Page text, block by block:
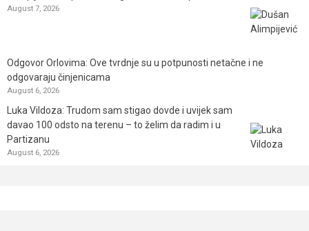
August 7, 2026
Odgovor Orlovima: ​Ove tvrdnje su u potpunosti netačne i ne
odgovaraju činjenicama
August 6, 2026
Luka Vildoza: Trudom sam stigao dovde i uvijek sam
davao 100 odsto na terenu – to želim da radim i u
Partizanu
August 6, 2026